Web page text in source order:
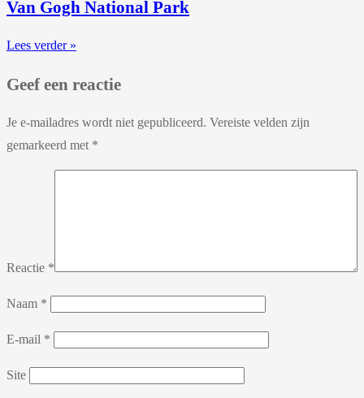
Van Gogh National Park
Lees verder »
Geef een reactie
Je e-mailadres wordt niet gepubliceerd. Vereiste velden zijn
gemarkeerd met *
Reactie *
Naam *
E-mail *
Site